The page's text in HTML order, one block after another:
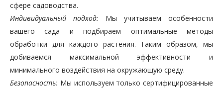
сфере садоводства.
Индивидуальный подход: Мы учитываем особенности
вашего сада и подбираем оптимальные методы
обработки для каждого растения. Таким образом, мы
добиваемся максимальной эффективности и
минимального воздействия на окружающую среду.
Безопасность: Мы используем только сертифицированные